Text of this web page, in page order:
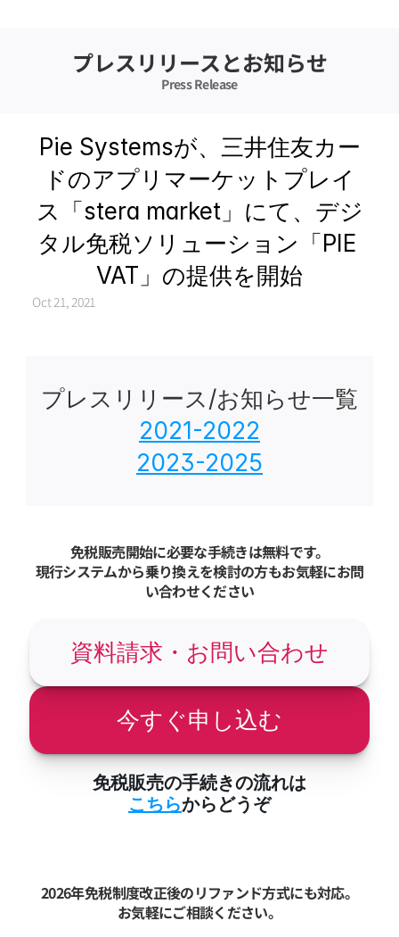
プレスリリースとお知らせ
Press Release
Pie Systemsが、三井住友カー
ドのアプリマーケットプレイ
ス「stera market」にて、デジ
タル免税ソリューション「PIE
VAT」の提供を開始
Oct 21, 2021
プレスリリース/お知らせ一覧
2021-2022
2023-2025
免税販売開始に必要な手続きは無料です。
現行システムから乗り換えを検討の方もお気軽にお問
い合わせください
免税販売の手続きの流れは
こちらからどうぞ
今すぐ申し込む
資料請求・お問い合わせ
2026年免税制度改正後のリファンド方式にも対応。
お気軽にご相談ください。